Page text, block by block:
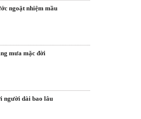
ngoặt nhiệm mầu
mưa mặc đời
người dài bao lâu